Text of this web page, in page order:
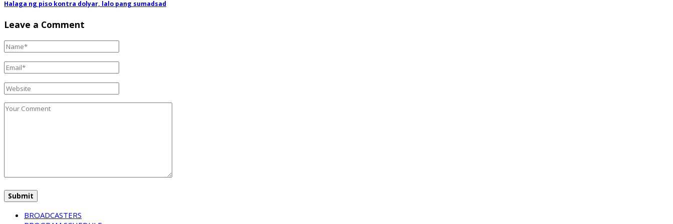
Halaga ng piso kontra dolyar, lalo pang sumadsad
Leave a Comment
BROADCASTERS